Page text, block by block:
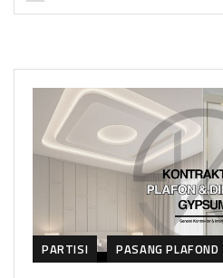
PARTISI PASANG PLAFOND